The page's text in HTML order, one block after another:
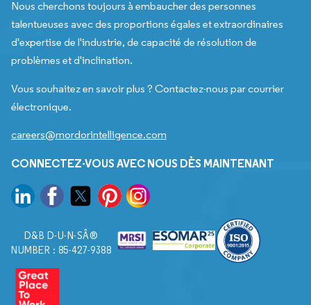
Nous cherchons toujours à embaucher des personnes
talentueuses avec des proportions égales et extraordinaires
d'expertise de l'industrie, de capacité de résolution de
problèmes et d'inclination.
Vous souhaitez en savoir plus ? Contactez-nous par courrier
électronique.
careers@mordorintelligence.com
CONNECTEZ-VOUS AVEC NOUS DÈS MAINTENANT
D&B D-U-N-SÂ®
NUMBER : 85-427-9388